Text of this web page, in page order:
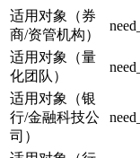
适用对象（券
商/资管机构）
适用对象（量
化团队）
适用对象（银
行/金融科技公
司）